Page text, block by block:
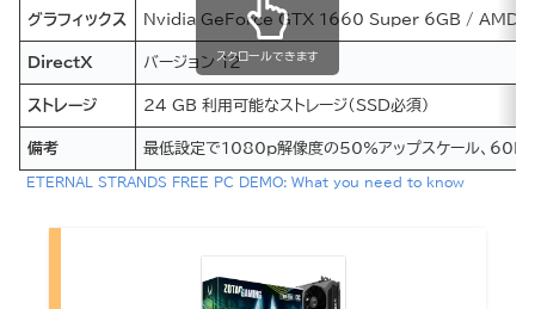
グラフィックス Nvidia GeForce GTX 1660 Super 6GB /
DirectX バージョン 12
ストレージ 24 GB 利用可能なストレージ（SSD必須）
備考 最低設定で1080p解像度の50%アップスケール、
スクロールできます
ETERNAL STRANDS FREE PC DEMO: What you need to know